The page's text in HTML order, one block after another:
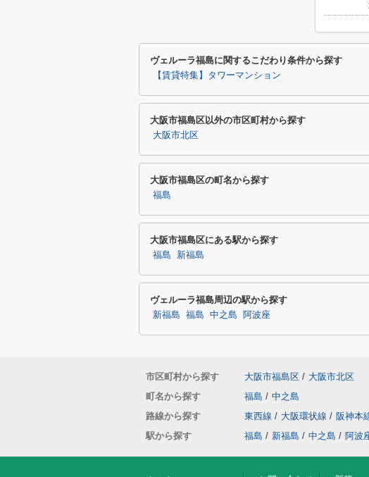
ヴェルーラ福島に関するこだわり条件から探す
【賃貸特集】タワーマンション
大阪市福島区以外の市区町村から探す
大阪市北区
大阪市福島区の町名から探す
福島
大阪市福島区にある駅から探す
福島 新福島
ヴェルーラ福島周辺の駅から探す
新福島 福島 中之島 阿波座
市区町村から探す 大阪市福島区 / 大阪市北区
町名から探す
福島 / 中之島
路線から探す
東西線 / 大阪環状線 / 阪神本
駅から探す
福島 / 新福島 / 中之島 / 阿波